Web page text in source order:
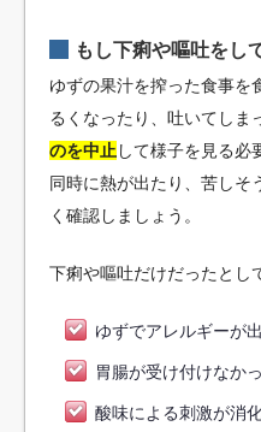
もし下痢や嘔吐をし
ゆずの果汁を搾った食事を
るくなったり、吐いてしま
のを中止 して様子を見る必
同時に熱が出たり、苦しそ
く確認しましょう。
下痢や嘔吐だけだったとし
ゆずでアレルギーが
胃腸が受け付けなか
酸味による刺激が消